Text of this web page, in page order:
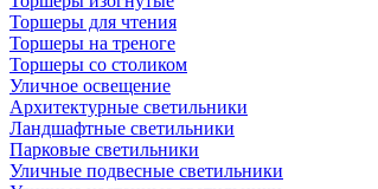
Торшеры для чтения
Торшеры на треноге
Торшеры со столиком
Уличное освещение
Архитектурные светильники
Ландшафтные светильники
Парковые светильники
Уличные подвесные светильники